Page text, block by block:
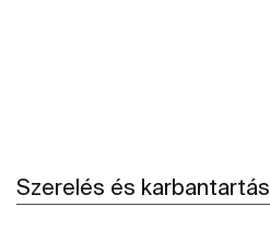
Szerelés és karbantartás